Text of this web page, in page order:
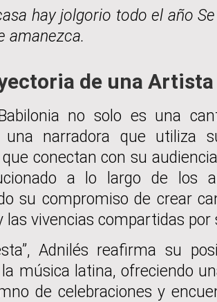
hay jolgorio todo el año
amanezca.
de una
no solo es una
una narradora que utiliza
conectan con su
a lo largo de los
su compromiso de crear
las vivencias compartidas por
Adnilés reafirma su
música latina, ofreciendo
de celebraciones y